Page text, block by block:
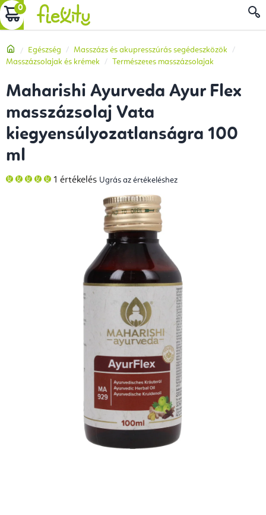
Ugrás
a
tartalomhoz
KOSÁR
Kezdőlap
Egészség
Masszázs és akupresszúrás segédeszközök
Masszázsolajak és krémek
Természetes masszázsolajak
Maharishi Ayurveda Ayur Flex
masszázsolaj Vata
kiegyensúlyozatlanságra 100
ml
A
termék
1 értékelés Ugrás az értékeléshez